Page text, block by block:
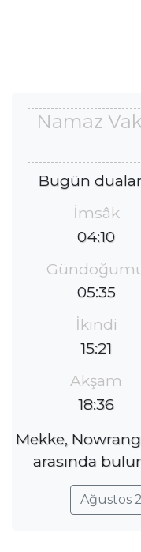
Namaz
Bugün
İmsâk
04:10
05:35
İkindi
15:21
Akşam
18:36
Mekke,
arasında
Ağustos